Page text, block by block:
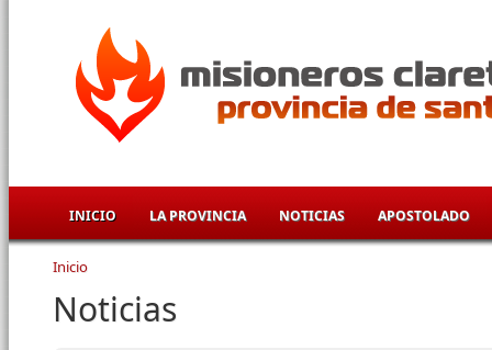
INICIO LA PROVINCIA NOTICIAS APOSTOLADO
Se encuentra usted aquí
Inicio
Noticias